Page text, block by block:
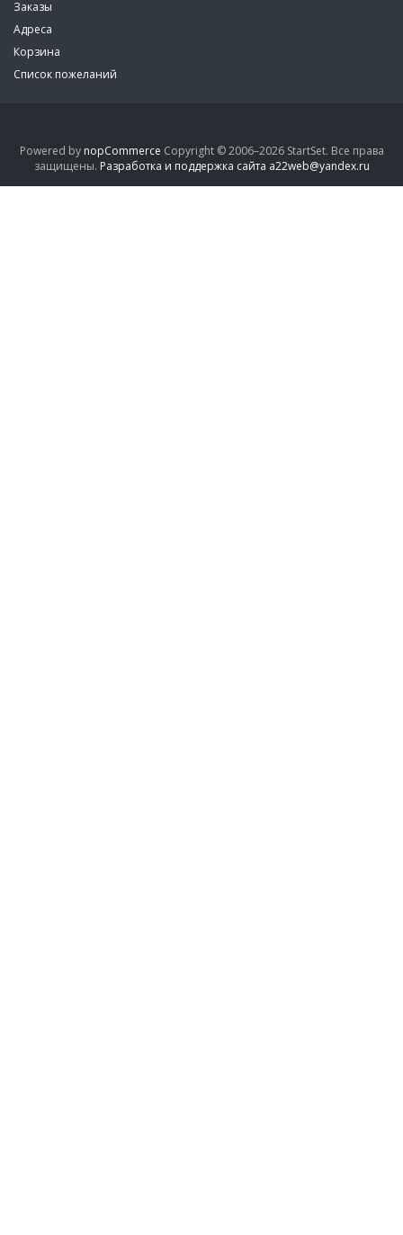
Заказы
Адреса
Корзина
Список пожеланий
Powered by nopCommerce Copyright © 2006–2026 StartSet. Все права
защищены. Разработка и поддержка сайта a22web@yandex.ru